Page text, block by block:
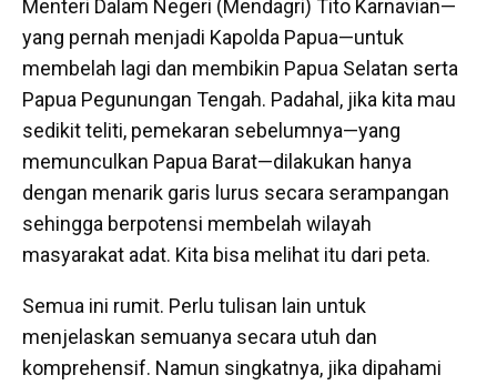
Menteri Dalam Negeri (Mendagri) Tito Karnavian—
yang pernah menjadi Kapolda Papua—untuk
membelah lagi dan membikin Papua Selatan serta
Papua Pegunungan Tengah. Padahal, jika kita mau
sedikit teliti, pemekaran sebelumnya—yang
memunculkan Papua Barat—dilakukan hanya
dengan menarik garis lurus secara serampangan
sehingga berpotensi membelah wilayah
masyarakat adat. Kita bisa melihat itu dari peta.
Semua ini rumit. Perlu tulisan lain untuk
menjelaskan semuanya secara utuh dan
komprehensif. Namun singkatnya, jika dipahami